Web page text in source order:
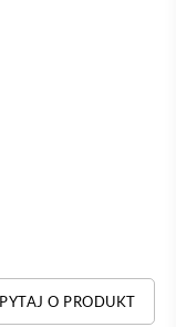
O PRODUKT